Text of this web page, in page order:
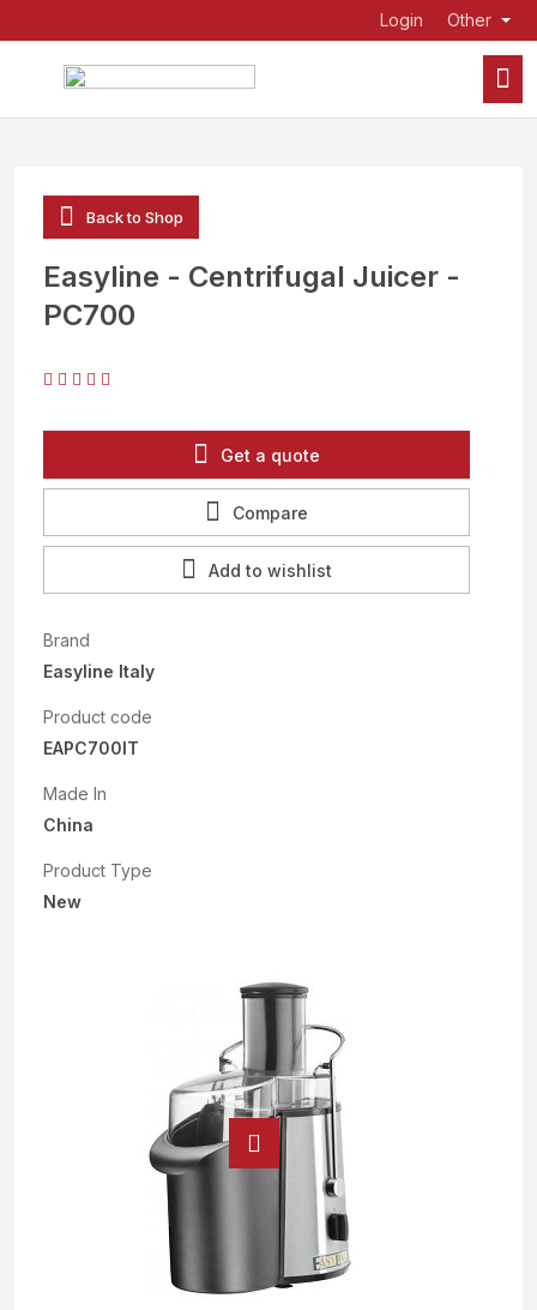
Login Other
Back to Shop
Easyline - Centrifugal Juicer -
PC700
Get a quote
Compare
Add to wishlist
Brand
Easyline Italy
Product code
EAPC700IT
Made In
China
Product Type
New